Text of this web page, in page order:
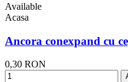
Available
Acasa
Ancora conexpand cu
0,30 RON